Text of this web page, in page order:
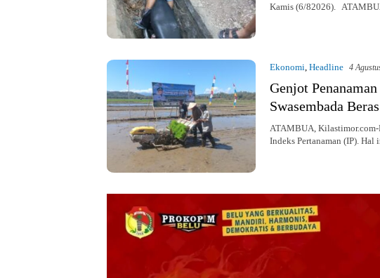
Kamis (6/82026).
Ekonomi Headline 4
Genjot
Swasembada Beras
​ATAMBUA,
Indeks Pertanaman (IP).